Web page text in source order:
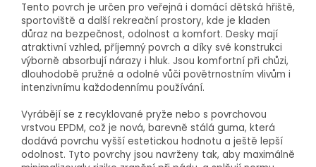
Tento povrch je určen pro veřejná i domácí dětská hřiště,
sportoviště a další rekreační prostory, kde je kladen
důraz na bezpečnost, odolnost a komfort. Desky mají
atraktivní vzhled, příjemný povrch a díky své konstrukci
výborně absorbují nárazy i hluk. Jsou komfortní při chůzi,
dlouhodobě pružné a odolné vůči povětrnostním vlivům i
intenzivnímu každodennímu používání.
Vyrábějí se z recyklované pryže nebo s povrchovou
vrstvou EPDM, což je nová, barevně stálá guma, která
dodává povrchu vyšší estetickou hodnotu a ještě lepší
odolnost. Tyto povrchy jsou navrženy tak, aby maximálně